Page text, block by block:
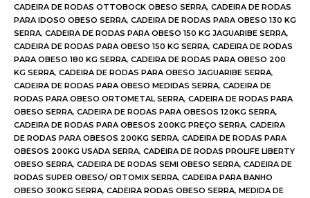
CADEIRA DE RODAS OTTOBOCK OBESO SERRA, CADEIRA DE RODAS
PARA IDOSO OBESO SERRA, CADEIRA DE RODAS PARA OBESO 130 KG
SERRA, CADEIRA DE RODAS PARA OBESO 150 KG JAGUARIBE SERRA,
CADEIRA DE RODAS PARA OBESO 150 KG SERRA, CADEIRA DE RODAS
PARA OBESO 180 KG SERRA, CADEIRA DE RODAS PARA OBESO 200
KG SERRA, CADEIRA DE RODAS PARA OBESO JAGUARIBE SERRA,
CADEIRA DE RODAS PARA OBESO MEDIDAS SERRA, CADEIRA DE
RODAS PARA OBESO ORTOMETAL SERRA, CADEIRA DE RODAS PARA
OBESO SERRA, CADEIRA DE RODAS PARA OBESOS 120KG SERRA,
CADEIRA DE RODAS PARA OBESOS 200KG PREÇO SERRA, CADEIRA
DE RODAS PARA OBESOS 200KG SERRA, CADEIRA DE RODAS PARA
OBESOS 200KG USADA SERRA, CADEIRA DE RODAS PROLIFE LIBERTY
OBESO SERRA, CADEIRA DE RODAS SEMI OBESO SERRA, CADEIRA DE
RODAS SUPER OBESO/ ORTOMIX SERRA, CADEIRA PARA BANHO
OBESO 300KG SERRA, CADEIRA RODAS OBESO SERRA, MEDIDA DE